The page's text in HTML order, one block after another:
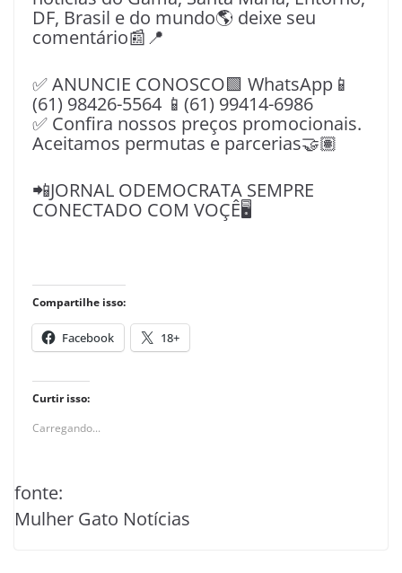
DF, Brasil e do mundo🌎 deixe seu
comentário📰📍
✅ ANUNCIE CONOSCO🟩 WhatsApp📱
(61) 98426-5564 📱(61) 99414-6986
✅ Confira nossos preços promocionais.
Aceitamos permutas e parcerias🤝🏽
📲JORNAL ODEMOCRATA SEMPRE
CONECTADO COM VOÇÊ🖥️
Compartilhe isso:
Facebook 18+
Curtir isso:
Carregando...
fonte:
Mulher Gato Notícias